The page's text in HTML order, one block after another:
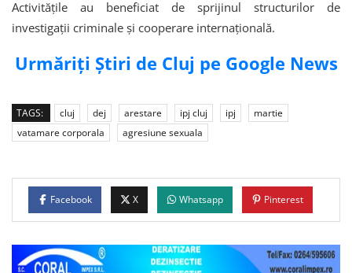
Activitățile au beneficiat de sprijinul structurilor de
investigații criminale și cooperare internațională.
Urmăriți Știri de Cluj pe Google News
TAGS: cluj dej arestare ipj cluj ipj
martie
vatamare corporala
agresiune sexuala
Facebook X Whatsapp Pinterest